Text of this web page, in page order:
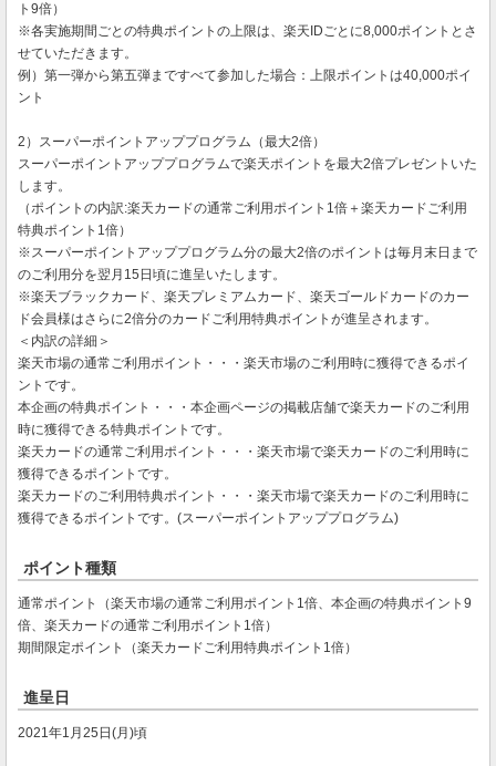
ト9倍）
※各実施期間ごとの特典ポイントの上限は、楽天IDごとに8,000ポイントとさ
せていただきます。
例）第一弾から第五弾まですべて参加した場合：上限ポイントは40,000ポイ
ント
2）スーパーポイントアッププログラム（最大2倍）
スーパーポイントアッププログラムで楽天ポイントを最大2倍プレゼントいた
します。
（ポイントの内訳:楽天カードの通常ご利用ポイント1倍＋楽天カードご利用
特典ポイント1倍）
※スーパーポイントアッププログラム分の最大2倍のポイントは毎月末日まで
のご利用分を翌月15日頃に進呈いたします。
※楽天ブラックカード、楽天プレミアムカード、楽天ゴールドカードのカー
ド会員様はさらに2倍分のカードご利用特典ポイントが進呈されます。
＜内訳の詳細＞
楽天市場の通常ご利用ポイント・・・楽天市場のご利用時に獲得できるポイ
ントです。
本企画の特典ポイント・・・本企画ページの掲載店舗で楽天カードのご利用
時に獲得できる特典ポイントです。
楽天カードの通常ご利用ポイント・・・楽天市場で楽天カードのご利用時に
獲得できるポイントです。
楽天カードのご利用特典ポイント・・・楽天市場で楽天カードのご利用時に
獲得できるポイントです。(スーパーポイントアッププログラム)
ポイント種類
通常ポイント（楽天市場の通常ご利用ポイント1倍、本企画の特典ポイント9
倍、楽天カードの通常ご利用ポイント1倍）
期間限定ポイント（楽天カードご利用特典ポイント1倍）
進呈日
2021年1月25日(月)頃